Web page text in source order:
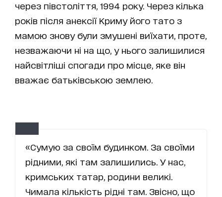
через півстоліття, 1994 року. Через кілька
років після анексії Криму його тато з
мамою знову були змушені виїхати, проте,
незважаючи ні на що, у нього залишилися
найсвітліші спогади про місце, яке він
вважає батьківською землею.
«Сумую за своїм будинком. За своїми
рідними, які там залишились. У нас,
кримських татар, родини великі.
Чимала кількість рідні там. Звісно, що